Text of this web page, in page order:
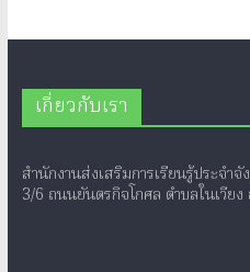
เกี่ยวกับเรา
สำนักงานส่งเสริมการเรียนรู้ประจำ
3/6 ถนนยันตรกิจโกศล ตำบลในเวีย